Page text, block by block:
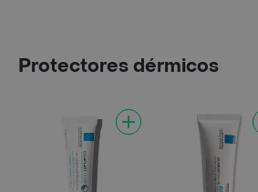
Protectores dérmicos